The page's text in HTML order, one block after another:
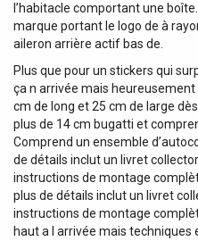
l’habitacle comportant une
marque portant le logo de à
aileron arrière actif bas de.
Plus que pour un stickers qui
ça n arrivée mais
cm de long et 25 cm de large
plus de 14 cm bugatti et
Comprend un ensemble
de détails inclut un livret
instructions de montage
plus de détails inclut un livret
instructions de montage
haut a l arrivée mais techniques